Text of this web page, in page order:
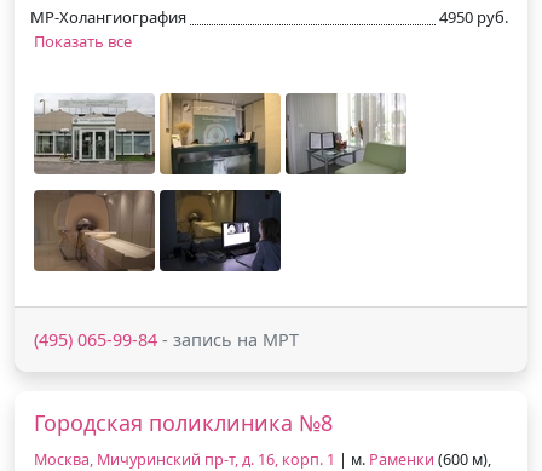
МР-Холангиография
4950 руб.
Показать все
(495) 065-99-84 - запись на МРТ
Городская поликлиника №8
Москва, Мичуринский пр-т, д. 16, корп. 1 | м. Раменки (600 м),